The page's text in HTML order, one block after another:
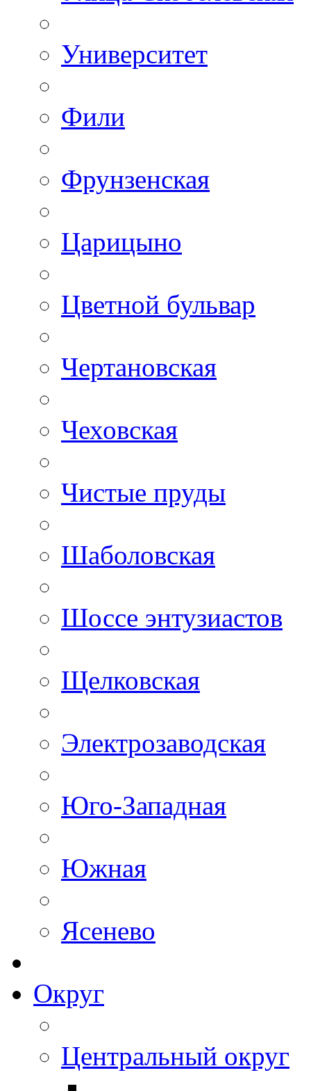
Университет
Фили
Фрунзенская
Царицыно
Цветной бульвар
Чертановская
Чеховская
Чистые пруды
Шаболовская
Шоссе энтузиастов
Щелковская
Электрозаводская
Юго-Западная
Южная
Ясенево
Округ
Центральный округ